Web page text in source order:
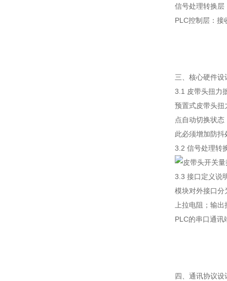
信号处理转换层
PLC控制层：接
三、核心硬件设
3.1 皮带头扭力
预置式皮带头扭
点自动切换状
此必须增加防抖
3.2 信号处理转
3.3 接口定义说
模块对外接口分
上拉电阻；输出
PLC的串口通讯
四、通讯协议设